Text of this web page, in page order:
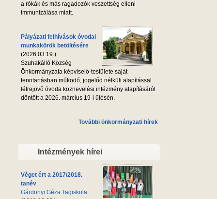
a rókák és más ragadozók veszettség elleni
immunizálása miatt.
Pályázati felhívások óvodai
munkakörök betöltésére
(2026.03.19.)
Szuhakálló Község
Önkormányzata képviselő-testülete saját
fenntartásban működő, jogelőd nélküli alapítással
létrejövő óvoda köznevelési intézmény alapításáról
döntött a 2026. március 19-i ülésén.
További önkormányzati hírek
Intézmények hírei
Véget ért a 2017/2018.
tanév
Gárdonyi Géza Tagiskola